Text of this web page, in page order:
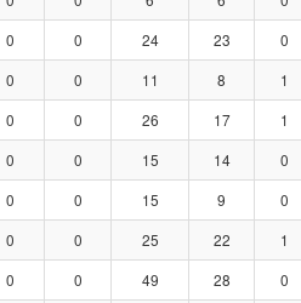
0 0 24 23 0
0 0 11 8 1
0 0 26 17 1
0 0 15 14 0
0 0 15 9 0
0 0 25 22 1
0 0 49 28 0